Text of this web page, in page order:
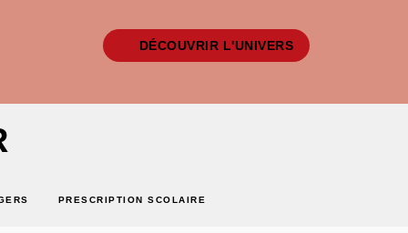
DÉCOUVRIR L'UNIVERS
PRESCRIPTION SCOLAIRE